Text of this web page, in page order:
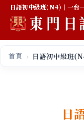
日語初中級班(N4)｜一台
首頁 日語初中級班
日